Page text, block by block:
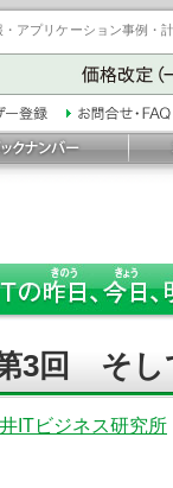
アプリケーション事例
3回 そし
ITビジネス研究所